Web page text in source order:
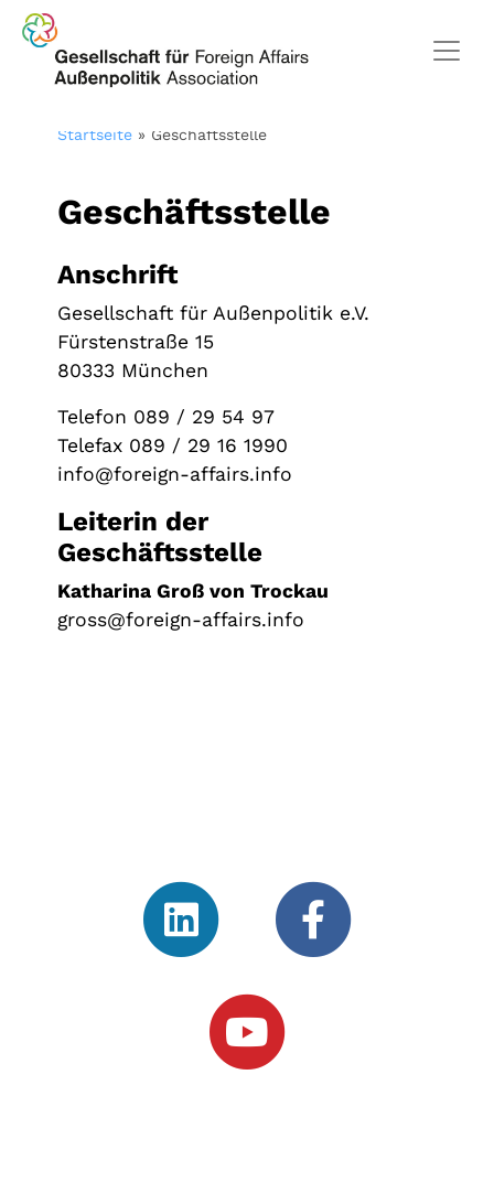
Startseite » Geschäftsstelle
Geschäftsstelle
Anschrift
Gesellschaft für Außenpolitik e.V.
Fürstenstraße 15
80333 München
Telefon 089 / 29 54 97
Telefax 089 / 29 16 1990
info@foreign-affairs.info
Leiterin der
Geschäftsstelle
Katharina Groß von Trockau
gross@foreign-affairs.info